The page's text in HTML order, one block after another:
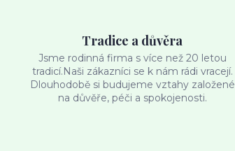
Tradice a důvěra
Jsme rodinná firma s více než 20 letou
tradicí.Naši zákazníci se k nám rádi vracejí.
Dlouhodobě si budujeme vztahy založené
na důvěře, péči a spokojenosti.